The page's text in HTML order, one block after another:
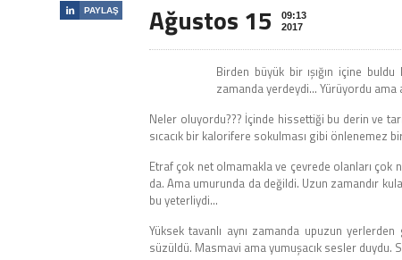
 PAYLAŞ Ağustos 15
09:13
2017
Birden büyük bir ışığın içine
zamanda yerdeydi… Yürüyordu ama
Neler oluyordu??? İçinde hissettiği bu derin ve
sıcacık bir kalorifere sokulması gibi önlenemez
Etraf çok net olmamakla ve çevrede olanları çok
da. Ama umurunda da değildi. Uzun zamandır
bu yeterliydi…
Yüksek tavanlı aynı zamanda upuzun
süzüldü. Masmavi ama yumuşacık sesler duydu.